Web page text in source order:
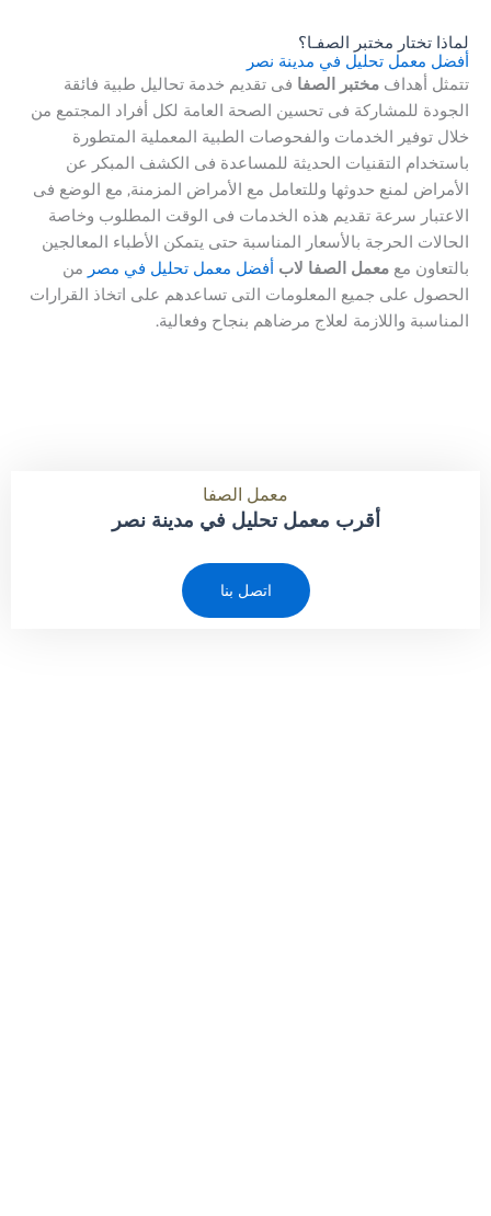
لماذا تختار مختبر الصفـا؟
أفضل معمل تحليل في مدينة نصر
تتمثل أهداف مختبر الصفا فى تقديم خدمة تحاليل طبية فائقة
الجودة للمشاركة فى تحسين الصحة العامة لكل أفراد المجتمع من
خلال توفير الخدمات والفحوصات الطبية المعملية المتطورة
باستخدام التقنيات الحديثة للمساعدة فى الكشف المبكر عن
الأمراض لمنع حدوثها وللتعامل مع الأمراض المزمنة, مع الوضع فى
الاعتبار سرعة تقديم هذه الخدمات فى الوقت المطلوب وخاصة
الحالات الحرجة بالأسعار المناسبة حتى يتمكن الأطباء المعالجين
بالتعاون مع معمل الصفا لاب أفضل معمل تحليل في مصر من
الحصول على جميع المعلومات التى تساعدهم على اتخاذ القرارات
المناسبة واللازمة لعلاج مرضاهم بنجاح وفعالية.
معمل الصفا
أقرب معمل تحليل في مدينة نصر
اتصل بنا